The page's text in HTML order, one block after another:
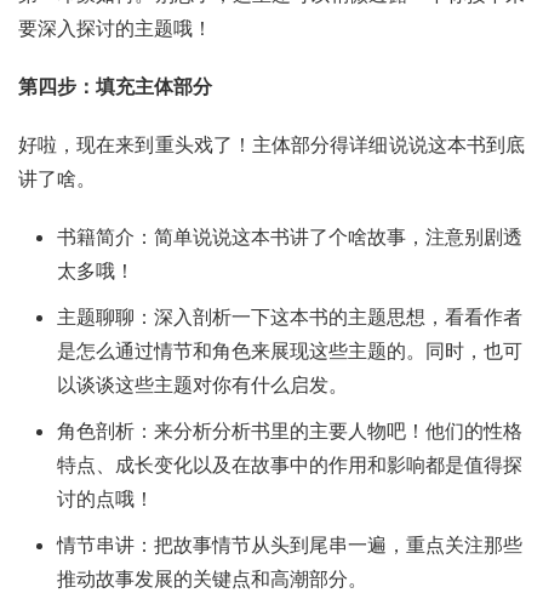
要深入探讨的主题哦！
第四步：填充主体部分
好啦，现在来到重头戏了！主体部分得详细说说这本书到底
讲了啥。
书籍简介：简单说说这本书讲了个啥故事，注意别剧透
太多哦！
主题聊聊：深入剖析一下这本书的主题思想，看看作者
是怎么通过情节和角色来展现这些主题的。同时，也可
以谈谈这些主题对你有什么启发。
角色剖析：来分析分析书里的主要人物吧！他们的性格
特点、成长变化以及在故事中的作用和影响都是值得探
讨的点哦！
情节串讲：把故事情节从头到尾串一遍，重点关注那些
推动故事发展的关键点和高潮部分。